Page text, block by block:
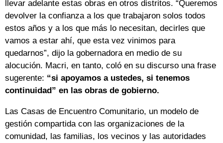
llevar adelante estas obras en otros distritos. “Queremos
devolver la confianza a los que trabajaron solos todos
estos años y a los que más lo necesitan, decirles que
vamos a estar ahí, que esta vez vinimos para
quedarnos”, dijo la gobernadora en medio de su
alocución. Macri, en tanto, coló en su discurso una frase
sugerente: “si apoyamos a ustedes, si tenemos
continuidad” en las obras de gobierno.
Las Casas de Encuentro Comunitario, un modelo de
gestión compartida con las organizaciones de la
comunidad, las familias, los vecinos y las autoridades